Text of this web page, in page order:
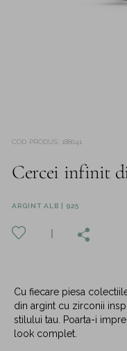
COD PRODUS 188041
Cercei infinit
ARGINT ALB | 925
Cu fiecare piesa
din argint cu zirconii
stilului tau. Poarta-i
look complet.